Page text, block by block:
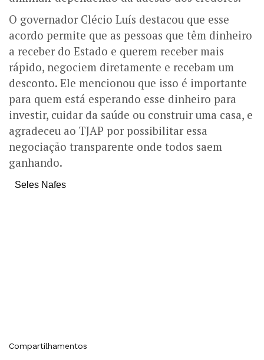
O governador Clécio Luís destacou que esse
acordo permite que as pessoas que têm dinheiro
a receber do Estado e querem receber mais
rápido, negociem diretamente e recebam um
desconto. Ele mencionou que isso é importante
para quem está esperando esse dinheiro para
investir, cuidar da saúde ou construir uma casa, e
agradeceu ao TJAP por possibilitar essa
negociação transparente onde todos saem
ganhando.
Seles Nafes
Compartilhamentos